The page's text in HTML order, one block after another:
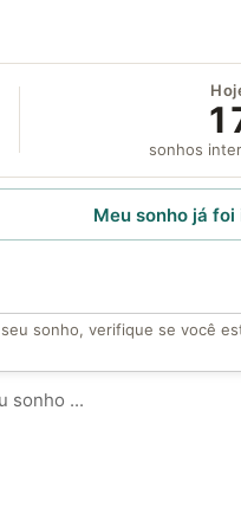
sonhos
Meu sonho já
sonho, verifique se você